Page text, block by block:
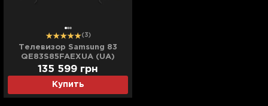
(3)
Телевизор Samsung 83
QE83S85FAEXUA (UA)
Купить
135 599 грн